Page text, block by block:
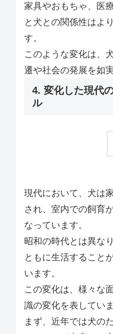
家具やおもちゃ、医
と犬との関係性はよ
す。
このような変化は、
遷や社会の発展を如
4. 変化した現代
ル
現代において、犬は
され、室内での飼育
なっています。
昭和の時代とは異な
ともに生活すること
います。
この変化は、様々な
識の変化を表していま
まず、近年では犬の